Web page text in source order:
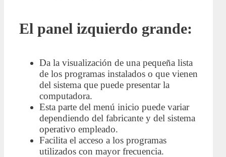
El panel izquierdo grande:
Da la visualización de una pequeña lista
de los programas instalados o que vienen
del sistema que puede presentar la
computadora.
Esta parte del menú inicio puede variar
dependiendo del fabricante y del sistema
operativo empleado.
Facilita el acceso a los programas
utilizados con mayor frecuencia.